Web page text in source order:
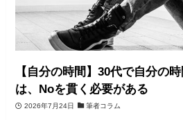
【自分の時間】30代で自分の
は、Noを貫く必要がある
2026年7月24日 筆者コラム